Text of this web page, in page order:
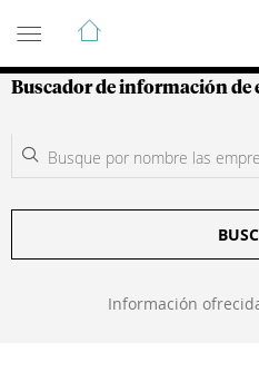
Guía de Empresas
Buscador de información de
Información